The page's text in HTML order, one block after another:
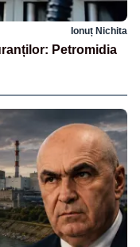
Ionuț Nichita
Petromidia